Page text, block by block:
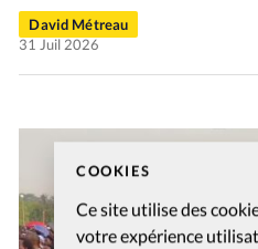
COOKIES
Ce site utilise des
votre expérience
David Métreau
31 Juil 2026